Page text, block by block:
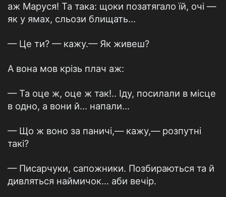
аж Маруся! Та така: щоки позатягало їй, очі —
як у ямах, сльози блищать...
— Це ти? — кажу.— Як живеш?
А вона мов крізь плач аж:
— Та оце ж, оце ж так!.. Іду, посилали в місце
в одно, а вони й... напали...
— Що ж воно за паничі,— кажу,— розпутні
такі?
— Писарчуки, сапожники. Позбираються та й
дивляться наймичок... аби вечір.